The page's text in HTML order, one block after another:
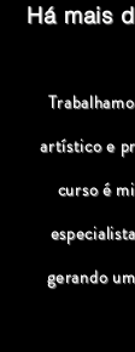
Há mais
artístico e
curso é
gerando